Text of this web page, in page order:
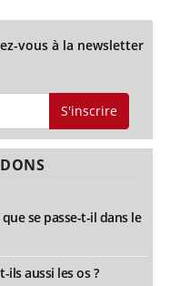
vous à la newsletter
S'inscrire
se passe-t-il dans le
ils aussi les os ?